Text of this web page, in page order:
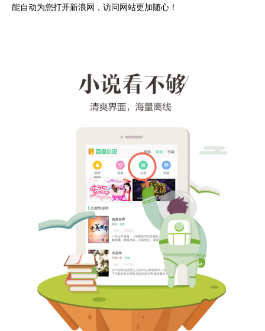
能自动为您打开新浪网，访问网站更加随心！